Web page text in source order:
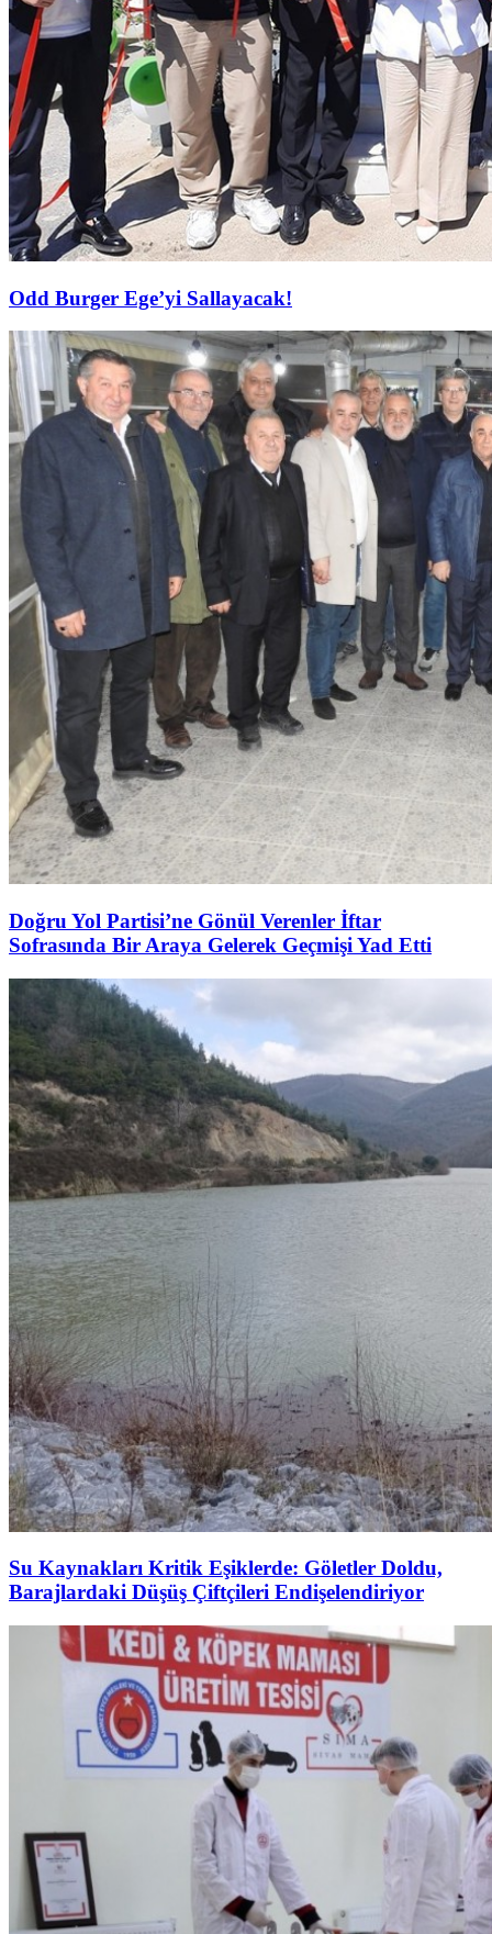
Odd Burger Ege’yi Sallayacak!
Doğru Yol Partisi’ne Gönül Verenler İftar
Sofrasında Bir Araya Gelerek Geçmişi Yad Etti
Su Kaynakları Kritik Eşiklerde: Göletler Doldu,
Barajlardaki Düşüş Çiftçileri Endişelendiriyor